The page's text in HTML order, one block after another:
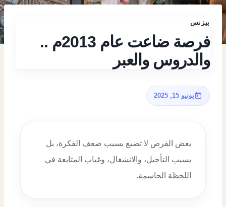
بيزنس
فرصة ضاعت عام 2013م ..
والدروس والعبر
يونيو 15, 2025
بعض الفرص لا تضيع بسبب ضعف الفكرة، بل
بسبب التأجيل، والانشغال، وغياب المتابعة في
اللحظة الحاسمة.